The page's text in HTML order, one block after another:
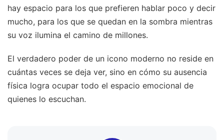
hay espacio para los que prefieren hablar poco y decir
mucho, para los que se quedan en la sombra mientras
su voz ilumina el camino de millones.
El verdadero poder de un icono moderno no reside en
cuántas veces se deja ver, sino en cómo su ausencia
física logra ocupar todo el espacio emocional de
quienes lo escuchan.